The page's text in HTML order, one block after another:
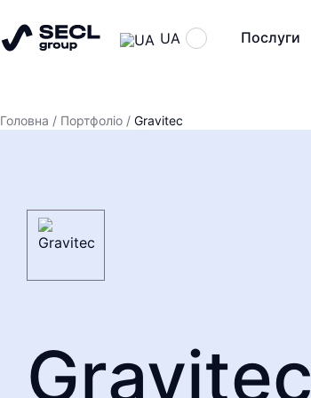
UA Послуги
Головна / Портфоліо / Gravitec
Gravitec